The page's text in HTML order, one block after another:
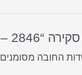
או זכוכית מחוסמת”
החובה מסומנים